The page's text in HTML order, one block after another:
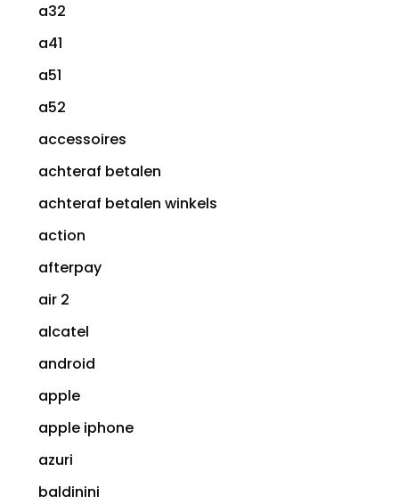
a32
a41
a51
a52
accessoires
achteraf betalen
achteraf betalen winkels
action
afterpay
air 2
alcatel
android
apple
apple iphone
azuri
baldinini